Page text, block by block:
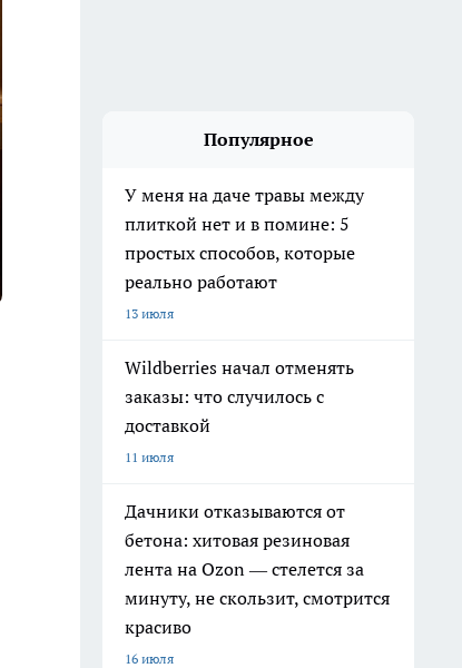
Популярное
У меня на даче травы между
плиткой нет и в помине: 5
простых способов, которые
реально работают
13 июля
Wildberries начал отменять
заказы: что случилось с
доставкой
11 июля
Дачники отказываются от
бетона: хитовая резиновая
лента на Ozon — стелется за
минуту, не скользит, смотрится
красиво
16 июля